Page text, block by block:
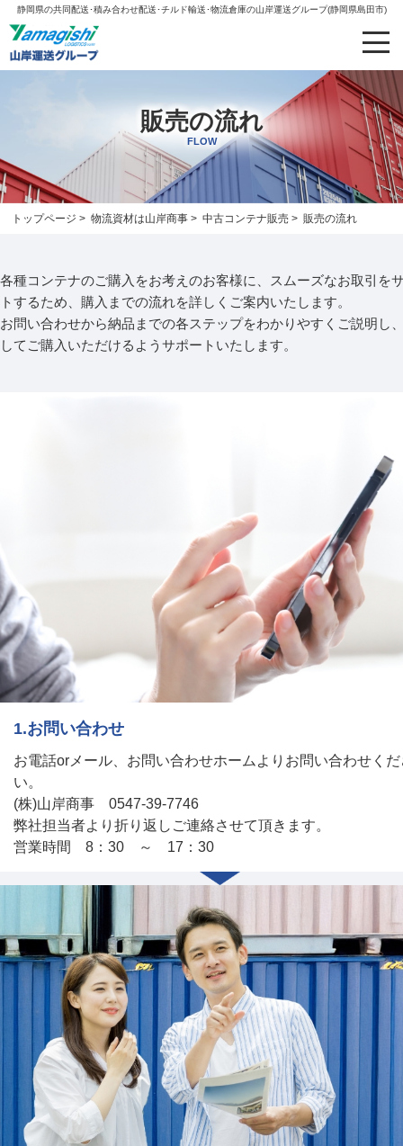
静岡県の共同配送･積み合わせ配送･チルド輸送･物流倉庫の山岸運送グループ(静岡県島田市)
販売の流れ
FLOW
トップページ >物流資材は山岸商事 >中古コンテナ販売 > 販売の流れ
各種コンテナのご購入をお考えのお客様に、スムーズなお取引を
トするため、購入までの流れを詳しくご案内いたします。
お問い合わせから納品までの各ステップをわかりやすくご説明し
してご購入いただけるようサポートいたします。
1.お問い合わせ
お電話orメール、お問い合わせホームよりお問い合わせくだ
い。
(株)山岸商事 0547-39-7746
弊社担当者より折り返しご連絡させて頂きます。
営業時間 8：30 ～ 17：30